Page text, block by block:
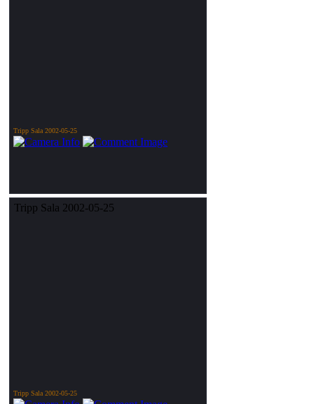
Tripp Sala 2002-05-25
Tripp Sala 2002-05-25
Tripp Sala 2002-05-25